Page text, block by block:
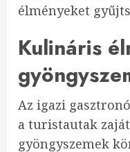
élményeket
Kulináris
Az igazi
a turistautak
gyöngyszemek